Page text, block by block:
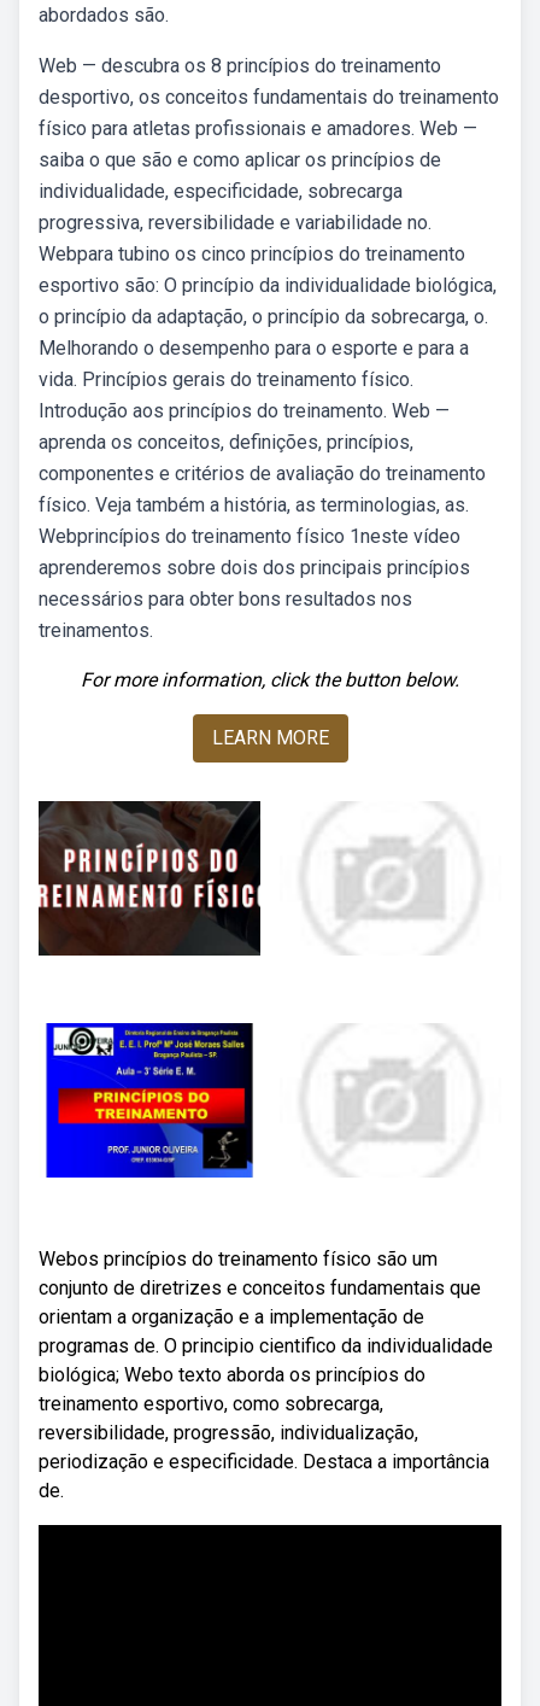
abordados são.
Web — descubra os 8 princípios do treinamento
desportivo, os conceitos fundamentais do treinamento
físico para atletas profissionais e amadores. Web —
saiba o que são e como aplicar os princípios de
individualidade, especificidade, sobrecarga
progressiva, reversibilidade e variabilidade no.
Webpara tubino os cinco princípios do treinamento
esportivo são: O princípio da individualidade biológica,
o princípio da adaptação, o princípio da sobrecarga, o.
Melhorando o desempenho para o esporte e para a
vida. Princípios gerais do treinamento físico.
Introdução aos princípios do treinamento. Web —
aprenda os conceitos, definições, princípios,
componentes e critérios de avaliação do treinamento
físico. Veja também a história, as terminologias, as.
Webprincípios do treinamento físico 1neste vídeo
aprenderemos sobre dois dos principais princípios
necessários para obter bons resultados nos
treinamentos.
For more information, click the button below.
LEARN MORE
Webos princípios do treinamento físico são um
conjunto de diretrizes e conceitos fundamentais que
orientam a organização e a implementação de
programas de. O principio cientifico da individualidade
biológica; Webo texto aborda os princípios do
treinamento esportivo, como sobrecarga,
reversibilidade, progressão, individualização,
periodização e especificidade. Destaca a importância
de.